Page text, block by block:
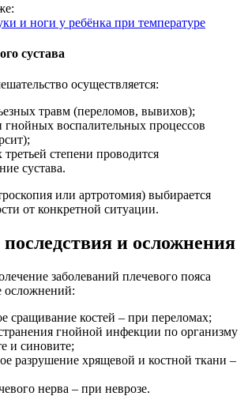
и ноги у ребёнка при температуре
сустава
осуществляется:
травм (переломов, вывихов);
воспалительных процессов
третьей степени проводится
сустава.
или артротомия) выбирается
от конкретной ситуации.
и осложнения
заболеваний плечевого пояса
осложнений:
сращивание костей – при переломах;
гнойной инфекции по организму
и синовите;
разрушение хрящевой и костной ткани –
нерва – при неврозе.